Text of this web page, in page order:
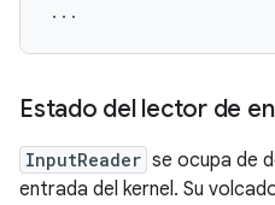
Estado del lector de
InputReader se ocupa de
entrada del kernel. Su